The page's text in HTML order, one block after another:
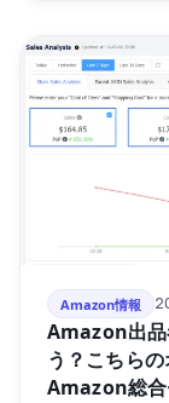
Amazon情報
Amazon出品
う？こちら
Amazon総